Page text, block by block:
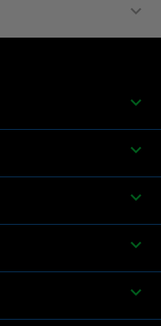





